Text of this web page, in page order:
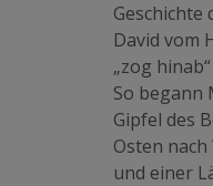
Geschichte
David vom
„zog
So begann
Gipfel des
Osten
und einer